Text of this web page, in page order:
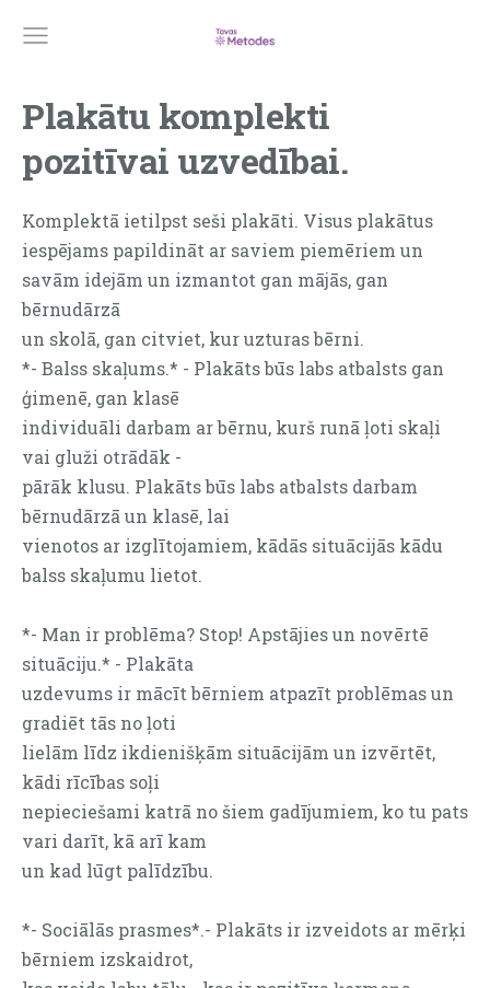
Plakātu komplekti
pozitīvai uzvedībai.
Komplektā ietilpst seši plakāti. Visus plakātus
iespējams papildināt ar saviem piemēriem un
savām idejām un izmantot gan mājās, gan
bērnudārzā
un skolā, gan citviet, kur uzturas bērni.
*- Balss skaļums.* - Plakāts būs labs atbalsts gan
ģimenē, gan klasē
individuāli darbam ar bērnu, kurš runā ļoti skaļi
vai gluži otrādāk -
pārāk klusu. Plakāts būs labs atbalsts darbam
bērnudārzā un klasē, lai
vienotos ar izglītojamiem, kādās situācijās kādu
balss skaļumu lietot.
*- Man ir problēma? Stop! Apstājies un novērtē
situāciju.* - Plakāta
uzdevums ir mācīt bērniem atpazīt problēmas un
gradiēt tās no ļoti
lielām līdz ikdienišķām situācijām un izvērtēt,
kādi rīcības soļi
nepieciešami katrā no šiem gadījumiem, ko tu pats
vari darīt, kā arī kam
un kad lūgt palīdzību.
*- Sociālās prasmes*.- Plakāts ir izveidots ar mērķi
bērniem izskaidrot,